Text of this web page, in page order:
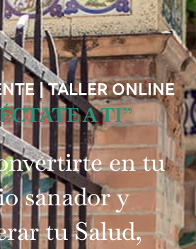
| TALLER ONLINE
A TI”
en tu
sanador y
tu Salud,